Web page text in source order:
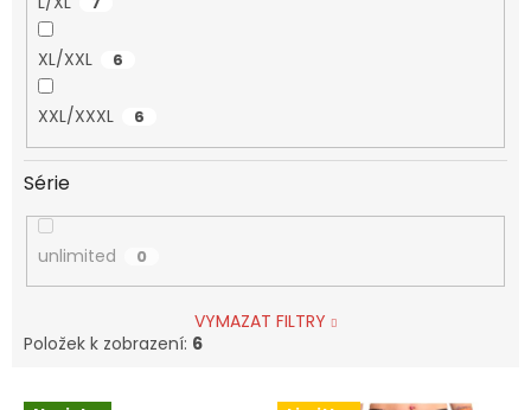
XL/XXL 6
XXL/XXXL 6
Série
unlimited 0
VYMAZAT FILTRY
Položek k zobrazení: 6
V